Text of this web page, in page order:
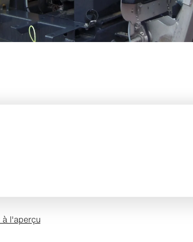
à l'aperçu